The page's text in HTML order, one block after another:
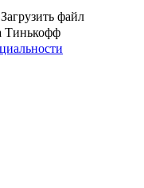
Загрузить файл
Тинькофф